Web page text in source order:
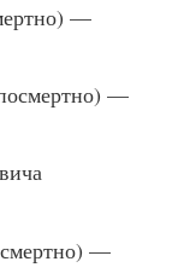
—
—
—